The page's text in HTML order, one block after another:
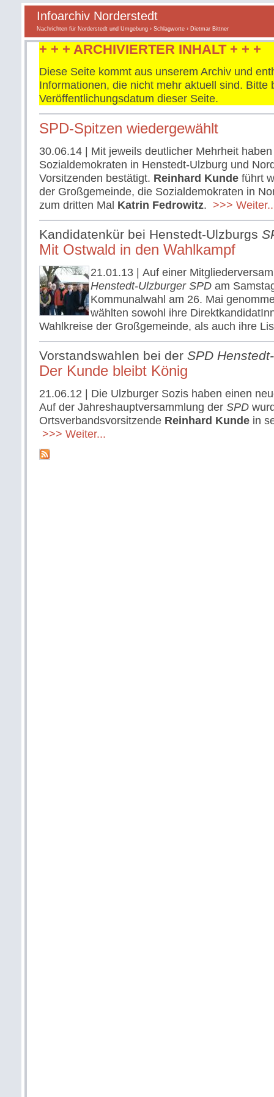
Infoarchiv Norderstedt
Nachrichten für Norderstedt und Umgebung › Schlagworte › Dietmar Bittner
+ + + ARCHIVIERTER INHALT + + +
Diese Seite kommt aus unserem Archiv und
Informationen, die nicht mehr aktuell sind. Bitte
Veröffentlichungsdatum dieser Seite.
SPD-Spitzen wiedergewählt
30.06.14 | Mit jeweils deutlicher Mehrheit
Sozialdemokraten in Henstedt-Ulzburg und
Vorsitzenden bestätigt. Reinhard Kunde führt
der Großgemeinde, die Sozialdemokraten in
zum dritten Mal Katrin Fedrowitz. >>>
Kandidatenkür bei Henstedt-Ulzburgs
Mit Ostwald in den Wahlkampf
21.01.13 | Auf einer
Henstedt-Ulzburger SPD am
Kommunalwahl am 26. Mai
wählten sowohl ihre
Wahlkreise der Großgemeinde, als auch ihre
Vorstandswahlen bei der SPD
Der Kunde bleibt König
21.06.12 | Die Ulzburger Sozis haben einen
Auf der Jahreshauptversammlung der SPD
Ortsverbandsvorsitzende Reinhard Kunde in
>>> Weiter...